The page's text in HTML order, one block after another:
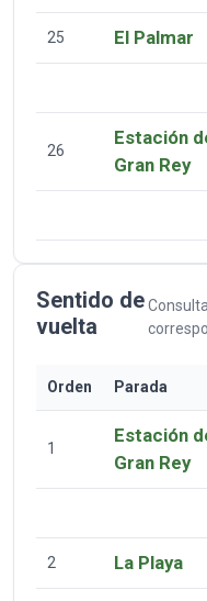
25 El Palmar
26
Estación
Gran Rey
Sentido de
vuelta
Orden Parada
1
Estación
Gran Rey
2 La Playa